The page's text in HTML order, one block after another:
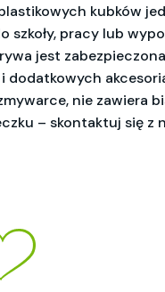
kubków
pracy lub
jest
nie zawiera
– skontaktuj się z